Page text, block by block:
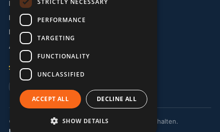
Kontakt
Impressum
Datenschutzerklärung
AGB
SPRACHE
© 2026 MermaidMission LDA. Alle Rechte vorbehalten.
PERFORMANCE
TARGETING
FUNCTIONALITY
UNCLASSIFIED
ACCEPT ALL DECLINE ALL
SHOW DETAILS